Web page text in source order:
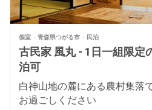
個室 青森県つがる市 民泊
古民家 風丸 - 1日一組限定
泊可
白神山地の麓にある農村集落
お過ごしください